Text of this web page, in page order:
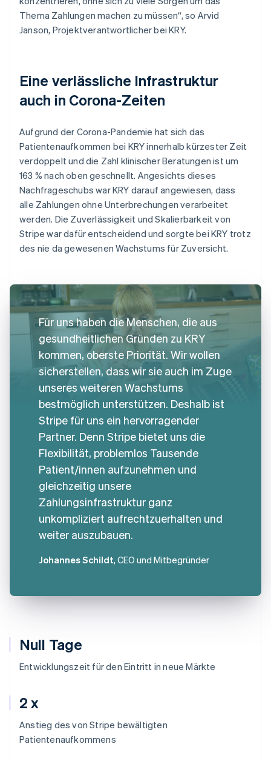
Null Tage
Entwicklungszeit für den Eintritt in neue Märkte
2 x
Anstieg des von Stripe bewältigten
Patientenaufkommens
Thema Zahlungen machen zu müssen“, so Arvid
Janson, Projektverantwortlicher bei KRY.
Eine verlässliche Infrastruktur
auch in Corona-Zeiten
Aufgrund der Corona-Pandemie hat sich das
Patientenaufkommen bei KRY innerhalb kürzester Zeit
verdoppelt und die Zahl klinischer Beratungen ist um
163 % nach oben geschnellt. Angesichts dieses
Nachfrageschubs war KRY darauf angewiesen, dass
alle Zahlungen ohne Unterbrechungen verarbeitet
werden. Die Zuverlässigkeit und Skalierbarkeit von
Stripe war dafür entscheidend und sorgte bei KRY trotz
des nie da gewesenen Wachstums für Zuversicht.
Für uns haben die Menschen, die aus
gesundheitlichen Gründen zu KRY
kommen, oberste Priorität. Wir wollen
sicherstellen, dass wir sie auch im Zuge
unseres weiteren Wachstums
bestmöglich unterstützen. Deshalb ist
Stripe für uns ein hervorragender
Partner. Denn Stripe bietet uns die
Flexibilität, problemlos Tausende
Patient/innen aufzunehmen und
gleichzeitig unsere
Zahlungsinfrastruktur ganz
unkompliziert aufrechtzuerhalten und
weiter auszubauen.
Johannes Schildt, CEO und Mitbegründer